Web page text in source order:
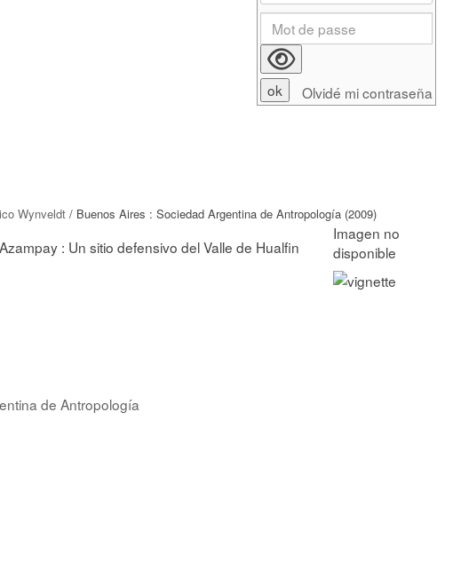
Wynveldt / Buenos Aires : Sociedad Argentina de Antropología (2009)
: Un sitio defensivo del Valle de Hualfin
de Antropología
Olvidé mi contraseña